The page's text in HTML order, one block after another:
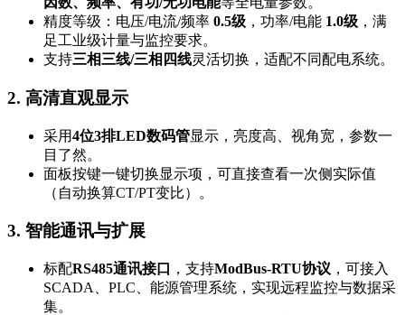
精度等级：电压/电流/频率 0.5级 ，功率/电能 1.0级 ，满
足工业级计量与监控要求。
支持三相三线/三相四线灵活切换，适配不同配电系统。
2. 高清直观显示
采用4位3排LED数码管显示，亮度高、视角宽，参数一
目了然。
面板按键一键切换显示项，可直接查看一次侧实际值
（自动换算CT/PT变比）。
3. 智能通讯与扩展
标配RS485通讯接口 ，支持ModBus-RTU协议 ，可接入
SCADA、PLC、能源管理系统，实现远程监控与数据采
集。